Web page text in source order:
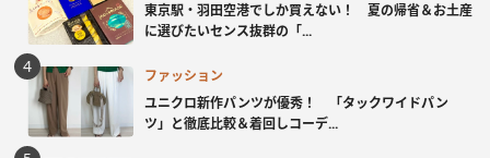
東京駅・羽田空港でしか買えない！ 夏の帰省＆お土産
に選びたいセンス抜群の「...
ファッション
ユニクロ新作パンツが優秀！ 「タックワイドパン
ツ」と徹底比較＆着回しコーデ...